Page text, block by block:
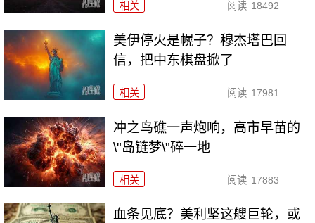
相关 阅读 18492
美伊停火是幌子？穆杰塔巴回
信，把中东棋盘掀了
相关 阅读 17981
冲之鸟礁一声炮响，高市早苗的
\"岛链梦\"碎一地
相关 阅读 17883
血条见底？美利坚这艘巨轮，或